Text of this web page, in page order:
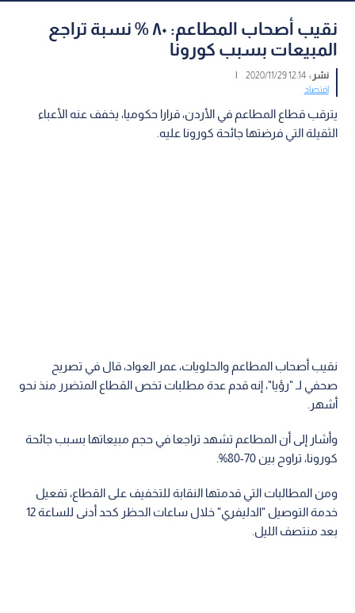
نقيب أصحاب المطاعم: ٨٠ % نسبة تراجع
المبيعات بسبب كورونا
نشر :12:14 2020/11/29
|
اقتصاد
يترقب قطاع المطاعم في الأردن، قرارا حكوميا، يخفف عنه الأعباء
الثقيلة التي فرضتها جائحة كورونا عليه.
نقيب أصحاب المطاعم والحلويات، عمر العواد، قال في تصريح
صحفي لـ "رؤيا"، إنه قدم عدة مطلبات تخص القطاع المتضرر منذ نحو
أشهر.
وأشار إلى أن المطاعم تشهد تراجعا في حجم مبيعاتها بسبب جائحة
كورونا، تراوح بين 70-80%.
ومن المطالبات التي قدمتها النقابة للتخفيف على القطاع، تفعيل
خدمة التوصيل "الدليفري" خلال ساعات الحظر كحد أدنى للساعة 12
بعد منتصف الليل.